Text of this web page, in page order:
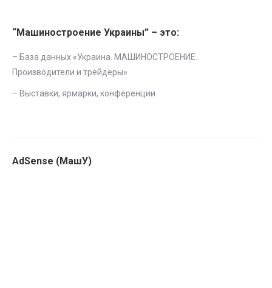
“Машиностроение Украины” – это:
– База данных «Украина. МАШИНОСТРОЕНИЕ.
Производители и трейдеры»
– Выставки, ярмарки, конференции
AdSense (МашУ)